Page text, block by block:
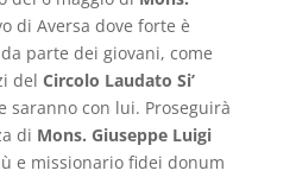
di Aversa dove forte è
parte dei giovani, come
del Circolo Laudato Si’
saranno con lui. Proseguirà
di Mons. Giuseppe Luigi
e missionario fidei donum